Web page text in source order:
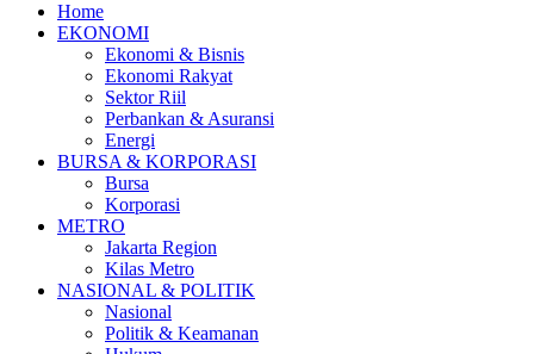
Home
EKONOMI
Ekonomi & Bisnis
Ekonomi Rakyat
Sektor Riil
Perbankan & Asuransi
Energi
BURSA & KORPORASI
Bursa
Korporasi
METRO
Jakarta Region
Kilas Metro
NASIONAL & POLITIK
Nasional
Politik & Keamanan